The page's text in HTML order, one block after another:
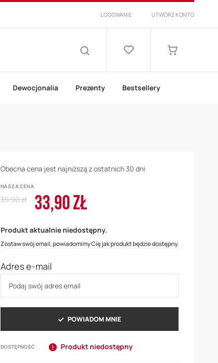
LOGOWANIE UTWÓRZ KONTO
Lista
Dewocjonalia Prezenty Bestsellery
Obecna cena jest najniższą z ostatnich 30 dni
NASZA CENA
Cena
promocyjna
33,90 ZŁ
Regular
39,90 zł
Produkt aktualnie niedostępny.
Zostaw swój email, powiadomimy Cię jak produkt będzie dostępny.
Adres e-mail
POWIADOM MNIE
DOSTĘPNOŚĆ Produkt niedostępny